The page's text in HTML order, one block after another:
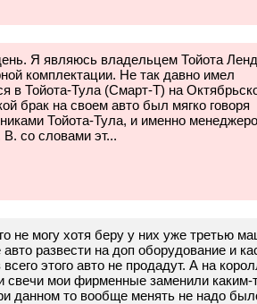
Я являюсь владельцем Тойота Ленд
комплектации. Не так давно имел
в Тойота-Тула (Смарт-Т) на
брак на своем авто был мягко говоря
Тойота-Тула, и именно
со словами эт...
не могу хотя беру у них уже третью
развести на доп оборудование и
этого авто не продадут. А на
свечи мои фирменные заменили каким-
данном то вообще менять не надо